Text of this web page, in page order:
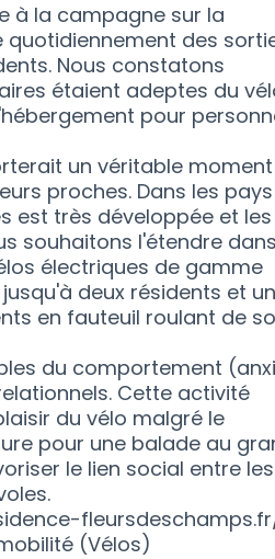
à la campagne sur la
quotidiennement des
Nous constatons
étaient adeptes du
pour
un véritable
proches. Dans les pays
est très développée et les
souhaitons l'étendre dans
électriques de gamme
deux résidents et un
en fauteuil roulant de
du comportement
Cette activité
du vélo malgré le
pour une balade au
le lien social entre les
(Vélos)